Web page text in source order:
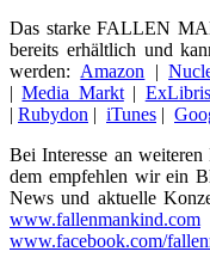
Das starke FALLEN
bereits erhältlich und
werden:Amazon |
|Media Markt| ExLibris
| Rubydon | iTunes |
Bei Interesse an
dem empfehlen wir ein
News und aktuelle
www.fallenmankind.com
www.facebook.com/